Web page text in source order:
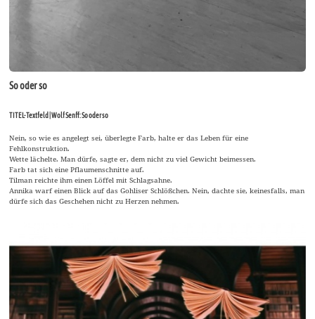
So oder so
TITEL-Textfeld | Wolf Senff: So oder so
Nein, so wie es angelegt sei, überlegte Farb, halte er das Leben für eine
Fehlkonstruktion.
Wette lächelte. Man dürfe, sagte er, dem nicht zu viel Gewicht beimessen.
Farb tat sich eine Pflaumenschnitte auf.
Tilman reichte ihm einen Löffel mit Schlagsahne.
Annika warf einen Blick auf das Gohliser Schlößchen. Nein, dachte sie, keinesfalls, man
dürfe sich das Geschehen nicht zu Herzen nehmen.